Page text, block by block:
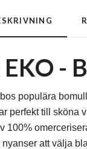
-
populära
perfekt till sköna
100%
att välja